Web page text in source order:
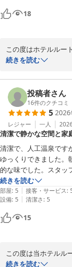
18
この度はホテルルー
ございます。
き、大変嬉しく存じ
れば幸いです。
今後もお客様に快適
努めてまいります。
またのお越しをスタ
ホテルルートイン
フロント　田並
ホテルルートイン恵
2026-07-15
続きを読む
投稿者さん
16件のクチコミ
5 2026
レジャー 一人
清潔で静かな空間と家
清潔で、人工温泉です
ゆっくりできました。
的な味でした。スタッ
した。
続きを読む
部屋: 5 | 接客・サービス:
設備: 5 | 清潔さ: 5
15
この度は当ホテルル
誠にありがとうござ
続きを読む